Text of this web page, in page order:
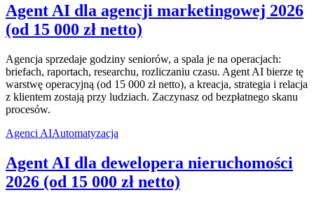
Agent AI dla agencji marketingowej 2026
(od 15 000 zł netto)
Agencja sprzedaje godziny seniorów, a spala je na operacjach:
briefach, raportach, researchu, rozliczaniu czasu. Agent AI bierze tę
warstwę operacyjną (od 15 000 zł netto), a kreacja, strategia i relacja
z klientem zostają przy ludziach. Zaczynasz od bezpłatnego skanu
procesów.
Agenci AIAutomatyzacja
Agent AI dla dewelopera nieruchomości
2026 (od 15 000 zł netto)